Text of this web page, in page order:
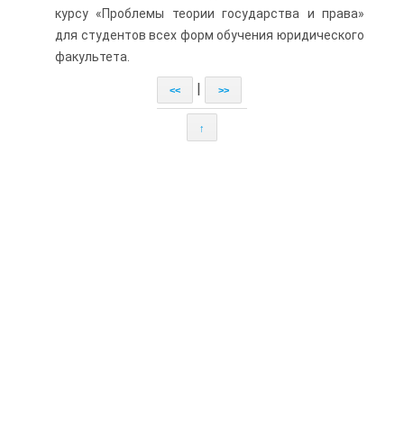
курсу «Проблемы теории государства и права»
для студентов всех форм обучения юридического
факультета.
<< >>
↑